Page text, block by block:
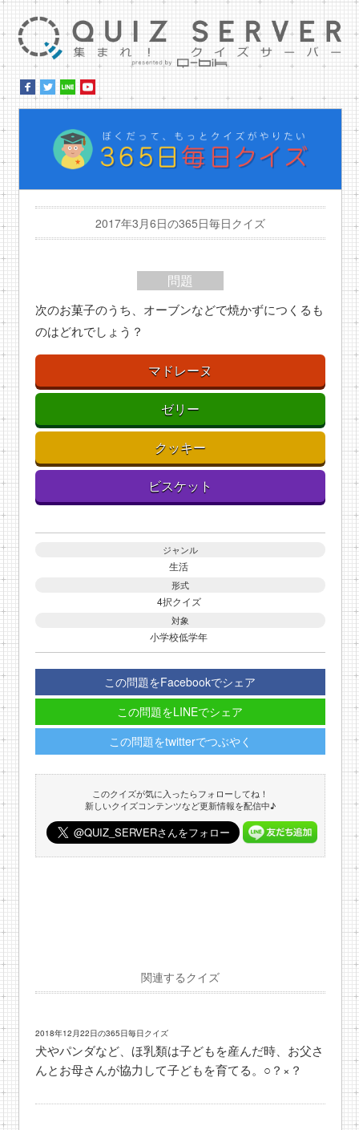
2017年3月6日の365日毎日クイズ
問題
次のお菓子のうち、オーブンなどで焼かずにつくるも
のはどれでしょう？
マドレーヌ
ゼリー
クッキー
ビスケット
ジャンル
生活
形式
4択クイズ
対象
小学校低学年
この問題をFacebookでシェア
この問題をLINEでシェア
この問題をtwitterでつぶやく
このクイズが気に入ったらフォローしてね！
新しいクイズコンテンツなど更新情報を配信中♪
関連するクイズ
2018年12月22日の365日毎日クイズ
犬やパンダなど、ほ乳類は子どもを産んだ時、お父さ
んとお母さんが協力して子どもを育てる。○？×？